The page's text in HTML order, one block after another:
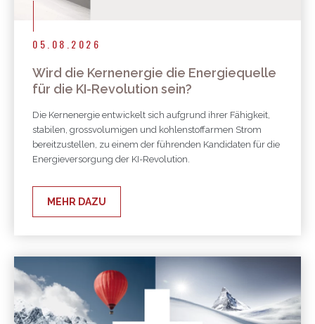
05.08.2026
Wird die Kernenergie die Energiequelle
für die KI-Revolution sein?
Die Kernenergie entwickelt sich aufgrund ihrer Fähigkeit,
stabilen, grossvolumigen und kohlenstoffarmen Strom
bereitzustellen, zu einem der führenden Kandidaten für die
Energieversorgung der KI-Revolution.
MEHR DAZU